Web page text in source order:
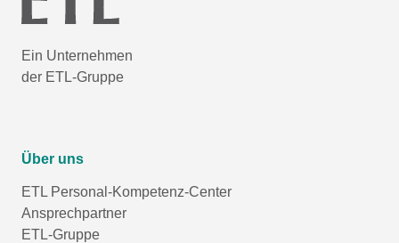
Ein Unternehmen
der ETL-Gruppe
Über uns
ETL Personal-Kompetenz-Center
Ansprechpartner
ETL-Gruppe